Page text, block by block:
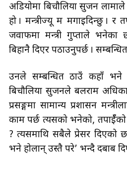
अडियोमा बिचौलिया सुजन लामाले
हो । मन्त्रीज्यू म मगाइदिन्छु ।
जवाफमा मन्त्री गुप्ताले भनेका
बिहानै दिएर पठाउनुपर्छ ।
उनले सम्बन्धित ठाउँ कहाँ भने
बिचौलिया सुजनले बलराम
प्रसङ्गमा सामान्य प्रशासन
काम पर्छ त्यसको भनेको, तपाईँको
? त्यसमाथि सबैले प्रेसर दिएको
भने होलान् उस्तै परे’ भन्दै दबाब